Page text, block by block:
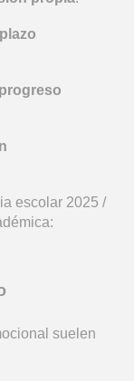
escolar 2025 /
suelen